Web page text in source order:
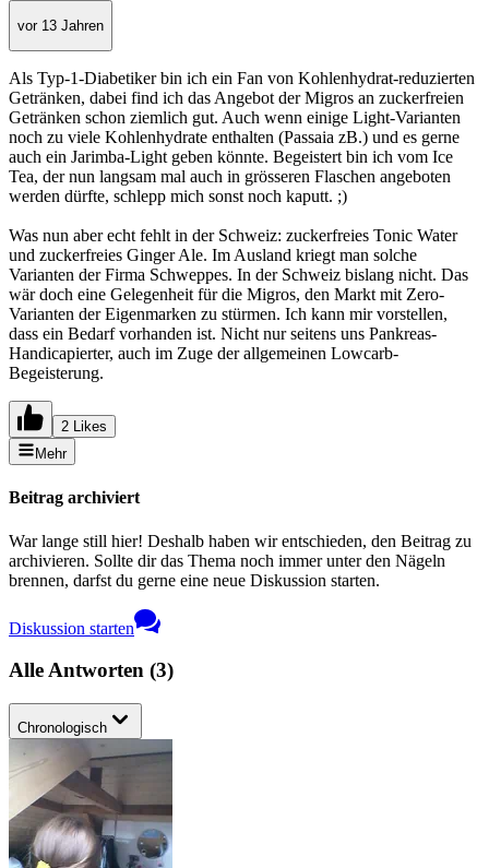
vor 13 Jahren
Als Typ-1-Diabetiker bin ich ein Fan von Kohlenhydrat-reduzierten
Getränken, dabei find ich das Angebot der Migros an zuckerfreien
Getränken schon ziemlich gut. Auch wenn einige Light-Varianten
noch zu viele Kohlenhydrate enthalten (Passaia zB.) und es gerne
auch ein Jarimba-Light geben könnte. Begeistert bin ich vom Ice
Tea, der nun langsam mal auch in grösseren Flaschen angeboten
werden dürfte, schlepp mich sonst noch kaputt. ;)
Was nun aber echt fehlt in der Schweiz: zuckerfreies Tonic Water
und zuckerfreies Ginger Ale. Im Ausland kriegt man solche
Varianten der Firma Schweppes. In der Schweiz bislang nicht. Das
wär doch eine Gelegenheit für die Migros, den Markt mit Zero-
Varianten der Eigenmarken zu stürmen. Ich kann mir vorstellen,
dass ein Bedarf vorhanden ist. Nicht nur seitens uns Pankreas-
Handicapierter, auch im Zuge der allgemeinen Lowcarb-
Begeisterung.
2 Likes
Mehr
Beitrag archiviert
War lange still hier! Deshalb haben wir entschieden, den Beitrag zu
archivieren. Sollte dir das Thema noch immer unter den Nägeln
brennen, darfst du gerne eine neue Diskussion starten.
Diskussion starten
Alle Antworten (3)
Chronologisch